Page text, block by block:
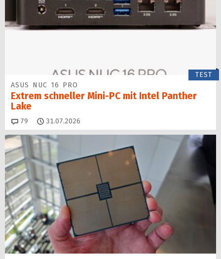
TEST
ASUS NUC 16 PRO
Extrem schneller Mini-PC mit Intel Panther
Lake
79 Kommentare
31.07.2026